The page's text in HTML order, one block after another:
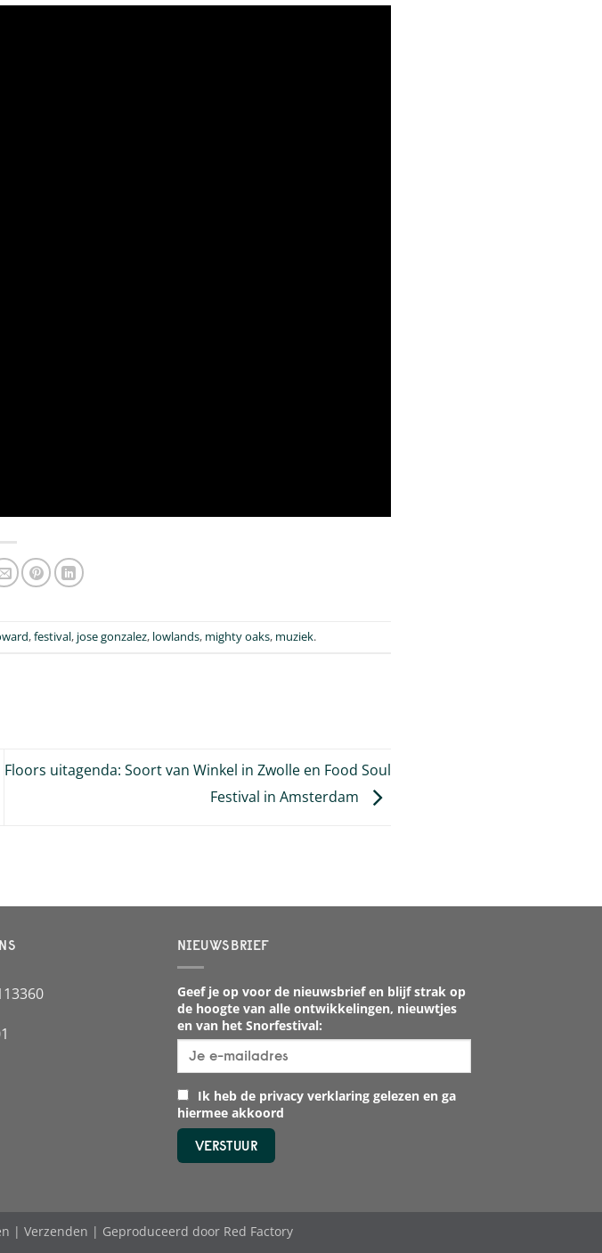
,festival, jose gonzalez, lowlands, mighty oaks, muziek.
Floors uitagenda: Soort van Winkel in Zwolle en Food Soul
Festival in Amsterdam
NIEUWSBRIEF
Geef je op voor de nieuwsbrief en blijf strak op
de hoogte van alle ontwikkelingen, nieuwtjes
en van het Snorfestival:
Ik heb de privacy verklaring gelezen en ga
hiermee akkoord
| Verzenden | Geproduceerd door Red Factory